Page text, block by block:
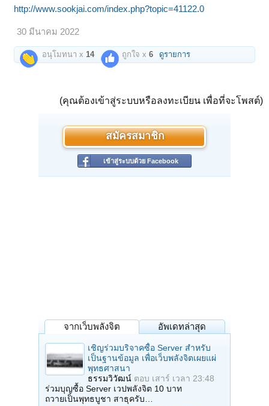
http://www.sookjai.com/index.php?topic=41122.0
30 มีนาคม 2022
อนุโมทนา x 14 ถูกใจ x6 ดูรายการ
(คุณต้องเข้าสู่ระบบหรือลงทะเบียน เพื่อที่จะโพสต์)
สมัครสมาชิก
เข้าสู่ระบบด้วย Facebook
จากเว็บพลังจิต อัพเดทล่าสุด
เชิญร่วมบริจาคซื้อ Server สำหรับ
เป็นฐานข้อมูล เพื่อเว็บพลังจิตเผยแผ่
พุทธศาสนา
ธรรมวิวัฒน์ ตอบ เสาร์ เวลา 23:48
ร่วมบุญซื้อ Server เวปพลังจิต 10 บาท
ถวายเป็นพุทธบูชา สาธุครับ…